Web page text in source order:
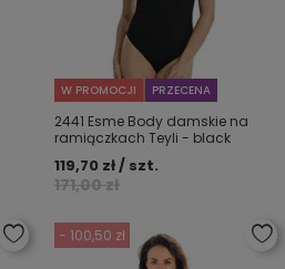
W PROMOCJI PRZECENA
2441 Esme Body damskie na
ramiączkach Teyli - black
171,00 zł
119,70 zł / szt.
- 100,50 zł